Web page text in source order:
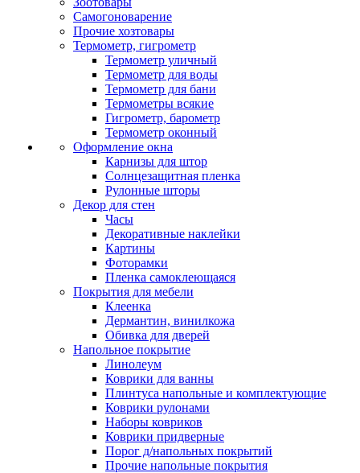
Самогоноварение
Прочие хозтовары
Термометр, гигрометр
Термометр уличный
Термометр для воды
Термометр для бани
Термометры всякие
Гигрометр, барометр
Термометр оконный
Оформление окна
Карнизы для штор
Солнцезащитная пленка
Рулонные шторы
Декор для стен
Часы
Декоративные наклейки
Картины
Фоторамки
Пленка самоклеющаяся
Покрытия для мебели
Клеенка
Дермантин, винилкожа
Обивка для дверей
Напольное покрытие
Линолеум
Коврики для ванны
Плинтуса напольные и комплектующие
Коврики рулонами
Наборы ковриков
Коврики придверные
Порог д/напольных покрытий
Прочие напольные покрытия